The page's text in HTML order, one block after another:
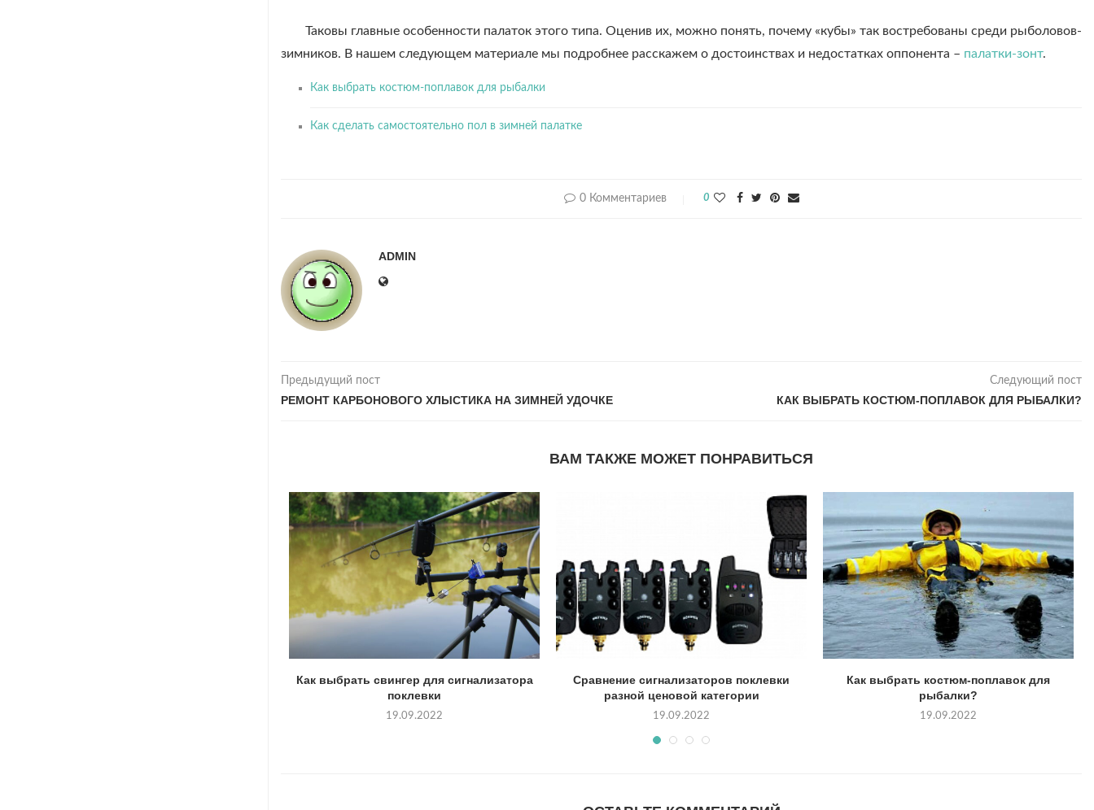
Таковы главные особенности палаток этого типа. Оценив их, можно понять, почему «кубы» так востребованы среди рыболовов-
зимников. В нашем следующем материале мы подробнее расскажем о достоинствах и недостатках оппонента – палатки-зонт.
Как выбрать костюм-поплавок для рыбалки
Как сделать самостоятельно пол в зимней палатке
0 Комментариев 0
ADMIN
Предыдущий пост
РЕМОНТ КАРБОНОВОГО ХЛЫСТИКА НА ЗИМНЕЙ УДОЧКЕ
Следующий пост
КАК ВЫБРАТЬ КОСТЮМ-ПОПЛАВОК ДЛЯ РЫБАЛКИ?
ВАМ ТАКЖЕ МОЖЕТ ПОНРАВИТЬСЯ
Как выбрать свингер для сигнализатора
поклевки
19.09.2022
Сравнение сигнализаторов поклевки
разной ценовой категории
19.09.2022
Как выбрать костюм-поплавок для
рыбалки?
19.09.2022